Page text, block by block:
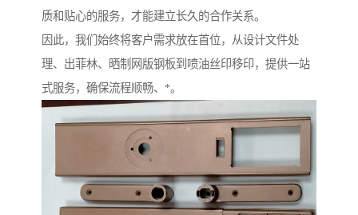
质和贴心的服务，才能建立长久的合作关系。
因此，我们始终将客户需求放在首位，从设计文件处
理、出菲林、晒制网版钢板到喷油丝印移印，提供一站
式服务，确保流程顺畅、*。